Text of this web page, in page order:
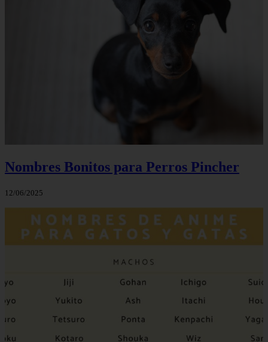
Nombres Bonitos para Perros Pincher
12/06/2025